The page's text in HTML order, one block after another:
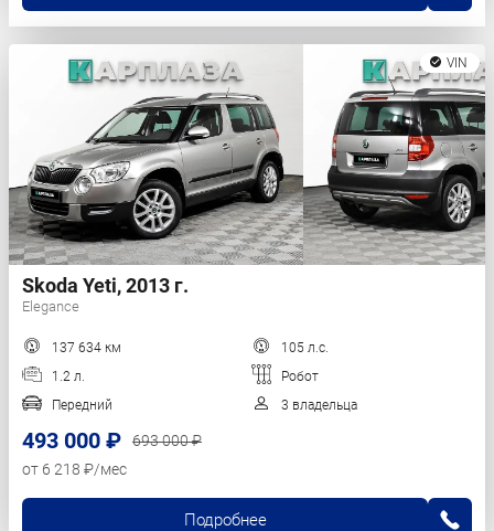
VIN
Skoda Yeti, 2013 г.
Elegance
137 634 км
105 л.с.
1.2 л.
Робот
Передний
3 владельца
493 000 ₽
693 000 ₽
от 6 218 ₽/мес
Подробнее